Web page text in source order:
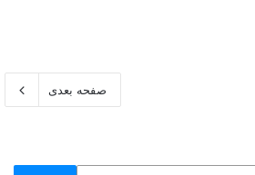
صفحه بعدی